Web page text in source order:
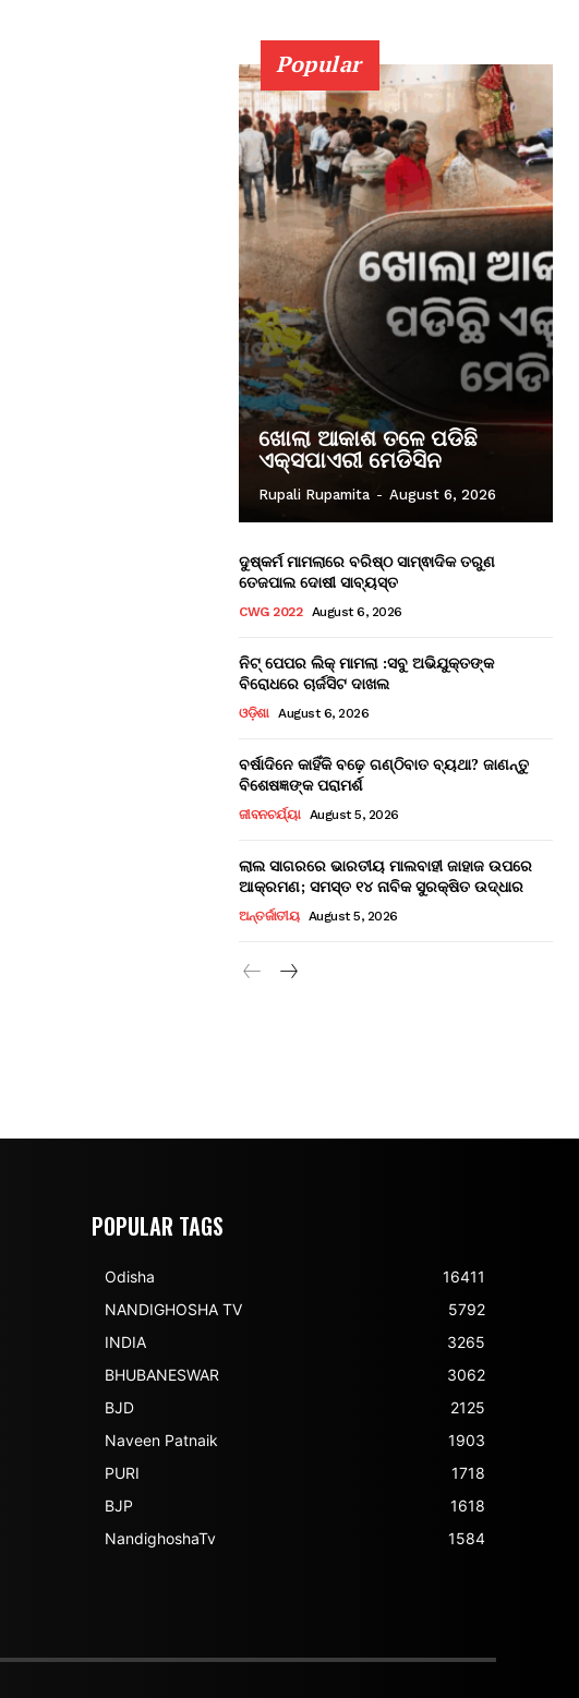
Popular
ଖୋଲା ଆକାଶ ତଳେ ପଡିଛି
ଏକ୍ସପାଏରୀ ମେଡିସିନ
Rupali Rupamita - August 6, 2026
ଦୁଷ୍କର୍ମ ମାମଲାରେ ବରିଷ୍ଠ ସାମ୍ଵାଦିକ ତରୁଣ
ତେଜପାଲ ଦୋଷୀ ସାବ୍ୟସ୍ତ
CWG 2022 August 6, 2026
ନିଟ୍ ପେପର ଲିକ୍ ମାମଲା :ସବୁ ଅଭିଯୁକ୍ତଙ୍କ
ବିରୋଧରେ ଚାର୍ଜସିଟ ଦାଖଲ
ଓଡ଼ିଶା August 6, 2026
ବର୍ଷାଦିନେ କାହିଁକି ବଢ଼େ ଗଣ୍ଠିବାତ ବ୍ୟଥା? ଜାଣନ୍ତୁ
ବିଶେଷଜ୍ଞଙ୍କ ପରାମର୍ଶ
ଜୀବନଚର୍ଯ୍ୟା August 5, 2026
ଲାଲ ସାଗରରେ ଭାରତୀୟ ମାଲବାହୀ ଜାହାଜ ଉପରେ
ଆକ୍ରମଣ; ସମସ୍ତ ୧୪ ନାବିକ ସୁରକ୍ଷିତ ଉଦ୍ଧାର
ଅନ୍ତର୍ଜାତୀୟ August 5, 2026
POPULAR TAGS
Odisha
16411
NANDIGHOSHA TV
5792
INDIA
3265
BHUBANESWAR
3062
BJD
2125
Naveen Patnaik
1903
PURI
1718
BJP
1618
NandighoshaTv
1584